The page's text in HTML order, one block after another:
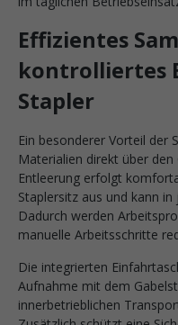
Effizientes
kontrolliertes
Stapler
Ein besonderer Vorteil der
Materialien direkt über
Entleerung erfolgt
Staplersitz aus und kann
Dadurch werden
manuelle Arbeitsschritte
Die integrierten
Aufnahme mit dem
innerbetrieblichen